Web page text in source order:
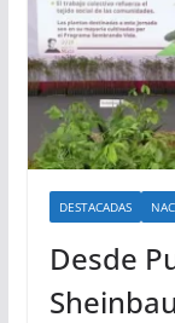
DESTACADAS
Desde